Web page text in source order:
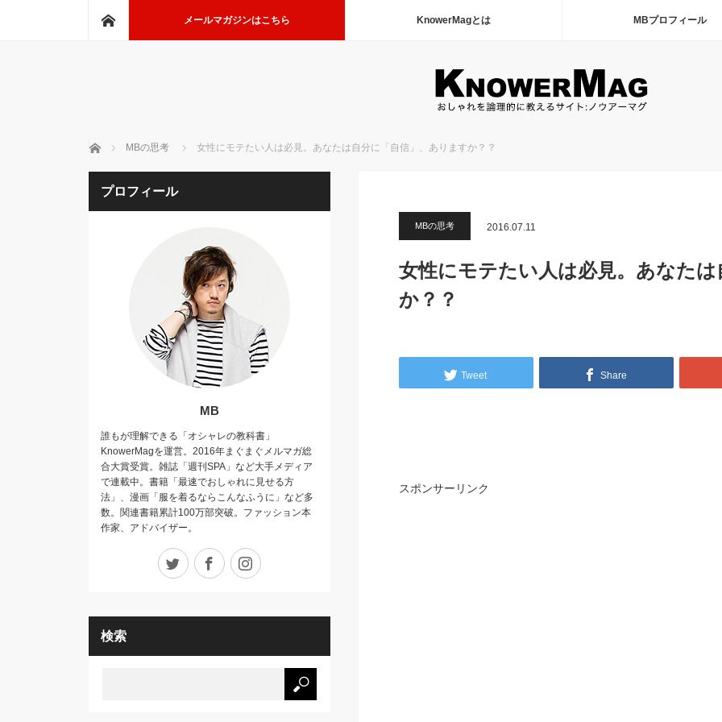
メールマガジンはこちら KnowerMagとは MBプロフィール
ホーム MBの思考 女性にモテたい人は必見。あなたは自分に「自信」、ありますか？？
MBの思考 2016.07.11
女性にモテたい人は必見。あなた
か？？
Tweet Share
スポンサーリンク
プロフィール
MB
誰もが理解できる「オシャレの教科書」
KnowerMagを運営。2016年まぐまぐメルマガ総
合大賞受賞。雑誌「週刊SPA」など大手メディア
で連載中。書籍「最速でおしゃれに見せる方
法」、漫画「服を着るならこんなふうに」など多
数。関連書籍累計100万部突破。ファッション本
作家、アドバイザー。
Twitter Facebook
検索